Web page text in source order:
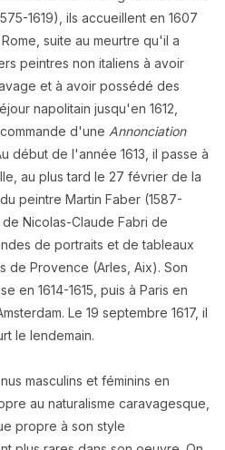
1619), ils accueillent en 1607
suite au meurtre qu'il a
peintres non italiens à avoir
et à avoir possédé des
napolitain jusqu'en 1612,
d'une Annonciation
début de l'année 1613, il passe à
au plus tard le 27 février de la
peintre Martin Faber (1587-
Nicolas-Claude Fabri de
de portraits et de tableaux
de Provence (Arles, Aix). Son
en 1614-1615, puis à Paris en
Le 19 septembre 1617, il
le lendemain.
masculins et féminins en
au naturalisme caravagesque,
propre à son style